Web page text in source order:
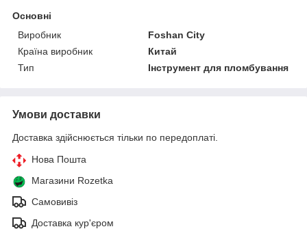
Основні
Виробник
Foshan City
Країна виробник
Китай
Тип
Інструмент для пломбування
Умови доставки
Доставка здійснюється тільки по передоплаті.
Нова Пошта
Магазини Rozetka
Самовивіз
Доставка кур'єром